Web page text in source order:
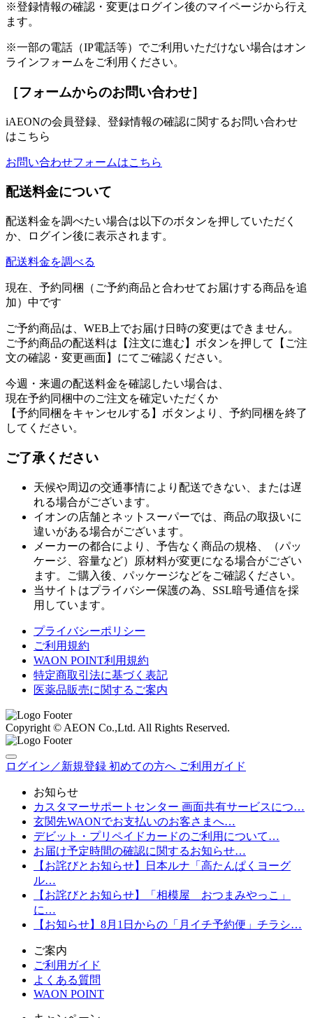
※登録情報の確認・変更はログイン後のマイページから行え
ます。
※一部の電話（IP電話等）でご利用いただけない場合はオン
ラインフォームをご利用ください。
［フォームからのお問い合わせ］
iAEONの会員登録、登録情報の確認に関するお問い合わせ
はこちら
お問い合わせフォームはこちら
配送料金について
配送料金を調べたい場合は以下のボタンを押していただく
か、ログイン後に表示されます。
配送料金を調べる
現在、予約同梱（ご予約商品と合わせてお届けする商品を追
加）中です
ご予約商品は、WEB上でお届け日時の変更はできません。
ご予約商品の配送料は【注文に進む】ボタンを押して【ご注
文の確認・変更画面】にてご確認ください。
今週・来週の配送料金を確認したい場合は、
現在予約同梱中のご注文を確定いただくか
【予約同梱をキャンセルする】ボタンより、予約同梱を終了
してください。
ご了承ください
天候や周辺の交通事情により配送できない、または遅
れる場合がございます。
イオンの店舗とネットスーパーでは、商品の取扱いに
違いがある場合がございます。
メーカーの都合により、予告なく商品の規格、（パッ
ケージ、容量など）原材料が変更になる場合がござい
ます。ご購入後、パッケージなどをご確認ください。
当サイトはプライバシー保護の為、SSL暗号通信を採
用しています。
プライバシーポリシー
ご利用規約
WAON POINT利用規約
特定商取引法に基づく表記
医薬品販売に関するご案内
Copyright © AEON Co.,Ltd. All Rights Reserved.
ログイン／新規登録 初めての方へ ご利用ガイド
お知らせ
カスタマーサポートセンター 画面共有サービスにつ…
玄関先WAONでお支払いのお客さまへ…
デビット・プリペイドカードのご利用について…
お届け予定時間の確認に関するお知らせ…
【お詫びとお知らせ】日本ルナ「高たんぱくヨーグ
ル…
【お詫びとお知らせ】「相模屋 おつまみやっこ」
に…
【お知らせ】8月1日からの「月イチ予約便」チラシ…
ご案内
ご利用ガイド
よくある質問
WAON POINT